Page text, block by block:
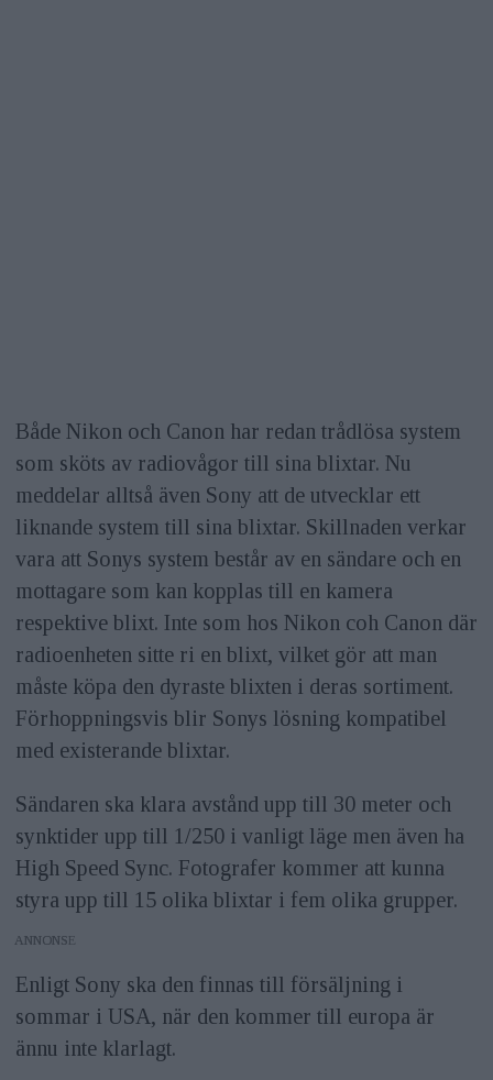
Både Nikon och Canon har redan trådlösa system
som sköts av radiovågor till sina blixtar. Nu
meddelar alltså även Sony att de utvecklar ett
liknande system till sina blixtar. Skillnaden verkar
vara att Sonys system består av en sändare och en
mottagare som kan kopplas till en kamera
respektive blixt. Inte som hos Nikon coh Canon där
radioenheten sitte ri en blixt, vilket gör att man
måste köpa den dyraste blixten i deras sortiment.
Förhoppningsvis blir Sonys lösning kompatibel
med existerande blixtar.
Sändaren ska klara avstånd upp till 30 meter och
synktider upp till 1/250 i vanligt läge men även ha
High Speed Sync. Fotografer kommer att kunna
styra upp till 15 olika blixtar i fem olika grupper.
ANNONS
Enligt Sony ska den finnas till försäljning i
sommar i USA, när den kommer till europa är
ännu inte klarlagt.